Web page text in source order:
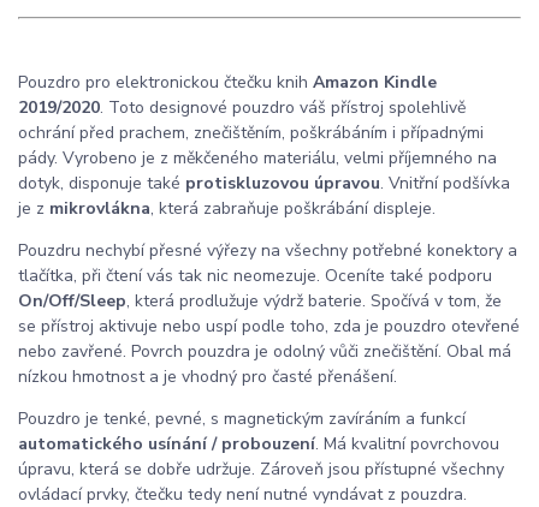
Pouzdro pro elektronickou čtečku knih Amazon Kindle
2019/2020. Toto designové pouzdro váš přístroj spolehlivě
ochrání před prachem, znečištěním, poškrábáním i případnými
pády. Vyrobeno je z měkčeného materiálu, velmi příjemného na
dotyk, disponuje také protiskluzovou úpravou. Vnitřní podšívka
je z mikrovlákna, která zabraňuje poškrábání displeje.
Pouzdru nechybí přesné výřezy na všechny potřebné konektory a
tlačítka, při čtení vás tak nic neomezuje. Oceníte také podporu
On/Off/Sleep, která prodlužuje výdrž baterie. Spočívá v tom, že
se přístroj aktivuje nebo uspí podle toho, zda je pouzdro otevřené
nebo zavřené. Povrch pouzdra je odolný vůči znečištění. Obal má
nízkou hmotnost a je vhodný pro časté přenášení.
Pouzdro je tenké, pevné, s magnetickým zavíráním a funkcí
automatického usínání / probouzení. Má kvalitní povrchovou
úpravu, která se dobře udržuje. Zároveň jsou přístupné všechny
ovládací prvky, čtečku tedy není nutné vyndávat z pouzdra.